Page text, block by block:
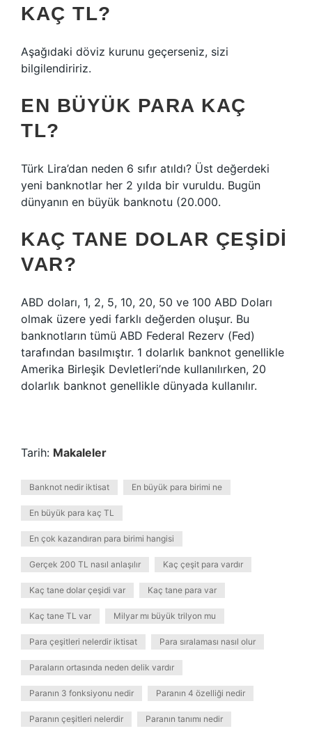
KAÇ TL?
Aşağıdaki döviz kurunu geçerseniz, sizi
bilgilendiririz.
EN BÜYÜK PARA KAÇ
TL?
Türk Lira’dan neden 6 sıfır atıldı? Üst değerdeki
yeni banknotlar her 2 yılda bir vuruldu. Bugün
dünyanın en büyük banknotu (20.000.
KAÇ TANE DOLAR ÇEŞIDI
VAR?
ABD doları, 1, 2, 5, 10, 20, 50 ve 100 ABD Doları
olmak üzere yedi farklı değerden oluşur. Bu
banknotların tümü ABD Federal Rezerv (Fed)
tarafından basılmıştır. 1 dolarlık banknot genellikle
Amerika Birleşik Devletleri’nde kullanılırken, 20
dolarlık banknot genellikle dünyada kullanılır.
Tarih: Makaleler
Banknot nedir iktisat En büyük para birimi ne
En büyük para kaç TL
En çok kazandıran para birimi hangisi
Gerçek 200 TL nasıl anlaşılır Kaç çeşit para vardır
Kaç tane dolar çeşidi var Kaç tane para var
Kaç tane TL var Milyar mı büyük trilyon mu
Para çeşitleri nelerdir iktisat Para sıralaması nasıl olur
Paraların ortasında neden delik vardır
Paranın 3 fonksiyonu nedir Paranın 4 özelliği nedir
Paranın çeşitleri nelerdir Paranın tanımı nedir